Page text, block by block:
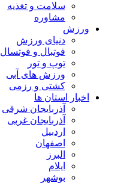
سلامت و تغذیه
مشاوره
ورزش
دنیای ورزش
فوتبال و فوتسال
توپ و تور
ورزش های آبی
کشتی و رزمی
اخبار استان ها
آذربایجان شرقی
آذربایجان غربی
اردبیل
اصفهان
البرز
ایلام
بوشهر